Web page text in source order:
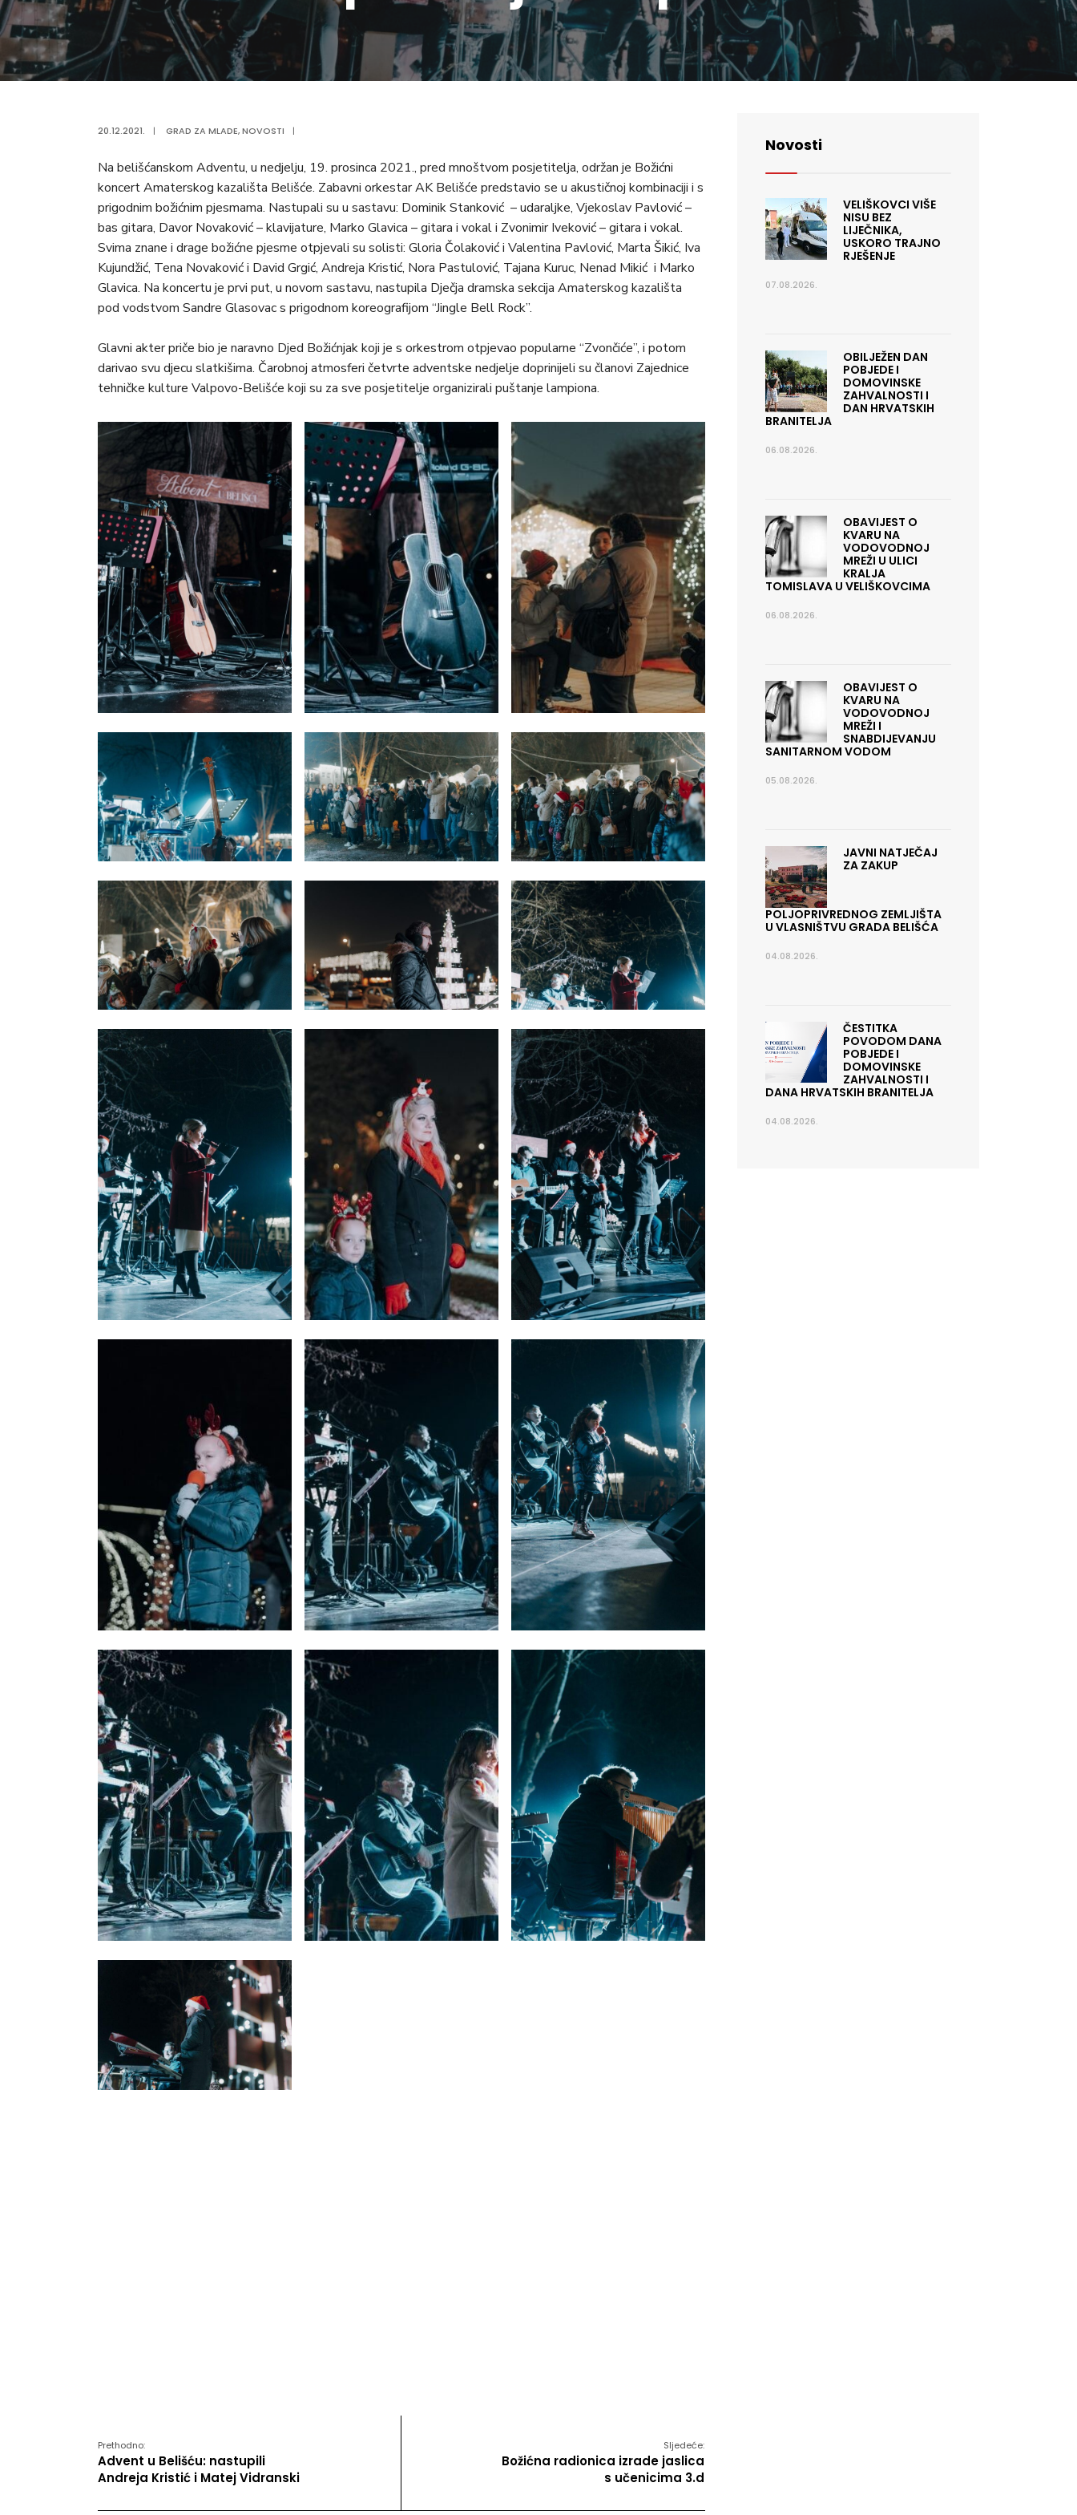
20.12.2021. | GRAD ZA MLADE,NOVOSTI |
Na belišćanskom Adventu, u nedjelju, 19. prosinca 2021., pred mnoštvom posjetitelja, održan je Božićni
koncert Amaterskog kazališta Belišće. Zabavni orkestar AK Belišće predstavio se u akustičnoj kombinaciji i s
prigodnim božićnim pjesmama. Nastupali su u sastavu: Dominik Stanković – udaraljke, Vjekoslav Pavlović –
bas gitara, Davor Novaković – klavijature, Marko Glavica – gitara i vokal i Zvonimir Iveković – gitara i vokal.
Svima znane i drage božićne pjesme otpjevali su solisti: Gloria Čolaković i Valentina Pavlović, Marta Šikić, Iva
Kujundžić, Tena Novaković i David Grgić, Andreja Kristić, Nora Pastulović, Tajana Kuruc, Nenad Mikić i Marko
Glavica. Na koncertu je prvi put, u novom sastavu, nastupila Dječja dramska sekcija Amaterskog kazališta
pod vodstvom Sandre Glasovac s prigodnom koreografijom “Jingle Bell Rock”.
Glavni akter priče bio je naravno Djed Božićnjak koji je s orkestrom otpjevao popularne “Zvončiće”, i potom
darivao svu djecu slatkišima. Čarobnoj atmosferi četvrte adventske nedjelje doprinijeli su članovi Zajednice
tehničke kulture Valpovo-Belišće koji su za sve posjetitelje organizirali puštanje lampiona.
Prethodno:
Advent u Belišću: nastupili
Andreja Kristić i Matej Vidranski
Sljedeće:
Božićna radionica izrade jaslica
s učenicima 3.d
Novosti
VELIŠKOVCI VIŠE
NISU BEZ
LIJEČNIKA,
USKORO TRAJNO
RJEŠENJE
07.08.2026.
OBILJEŽEN DAN
POBJEDE I
DOMOVINSKE
ZAHVALNOSTI I
DAN HRVATSKIH
BRANITELJA
06.08.2026.
OBAVIJEST O
KVARU NA
VODOVODNOJ
MREŽI U ULICI
KRALJA
TOMISLAVA U VELIŠKOVCIMA
06.08.2026.
OBAVIJEST O
KVARU NA
VODOVODNOJ
MREŽI I
SNABDIJEVANJU
SANITARNOM VODOM
05.08.2026.
JAVNI NATJEČAJ
ZA ZAKUP
POLJOPRIVREDNOG ZEMLJIŠTA
U VLASNIŠTVU GRADA BELIŠĆA
04.08.2026.
ČESTITKA
POVODOM DANA
POBJEDE I
DOMOVINSKE
ZAHVALNOSTI I
DANA HRVATSKIH BRANITELJA
04.08.2026.